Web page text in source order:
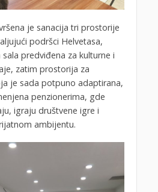
je sanacija tri prostorije
podršci Helvetasa,
predviđena za kulturne i
zatim prostorija za
je sada potpuno adaptirana,
penzionerima, gde
igraju društvene igre i
ambijentu.